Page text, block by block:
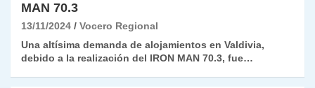
MAN 70.3
13/11/2024
Vocero Regional
Una altísima demanda de alojamientos en Valdivia,
debido a la realización del IRON MAN 70.3, fue…